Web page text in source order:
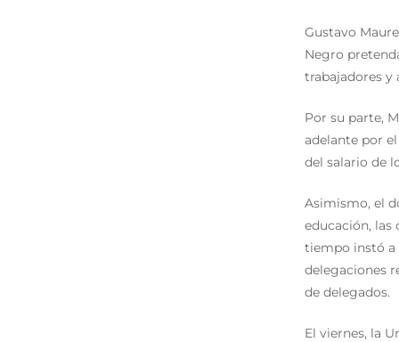
Gustavo
Negro
trabajadores y
Por su parte,
adelante por
del salario de
Asimismo, el
educación, las
tiempo instó a
delegaciones
de delegados.
El viernes, la